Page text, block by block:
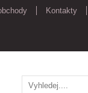
Kontakty